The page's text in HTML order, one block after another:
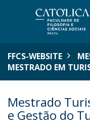
FFCS-WEBSITE
MESTRADO EM
Mestrado
e Gestão do